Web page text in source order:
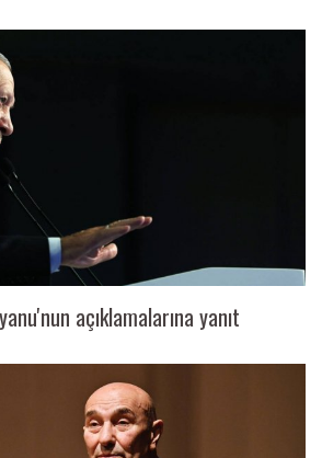
açıklamalarına yanıt